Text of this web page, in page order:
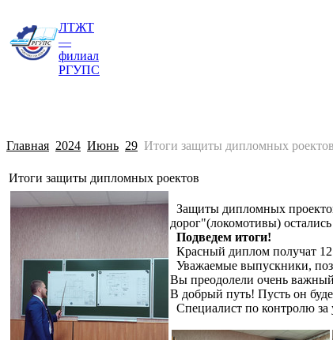
ЛТЖТ
—
филиал
РГУПС
Главная 2024 Июнь 29 Итоги защиты дипломных роектов
Итоги защиты дипломных роектов
Защиты дипломных
дорог"(локомотивы)
Подведем итоги!
Красный диплом получат
Уважаемые выпускники,
Вы преодолели очень
В добрый путь! Пусть он
Специалист по контролю